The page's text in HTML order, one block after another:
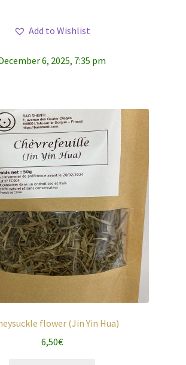
Add to Wishlist
6, 2025, 7:35 pm
flower (Jin Yin Hua)
6,50€